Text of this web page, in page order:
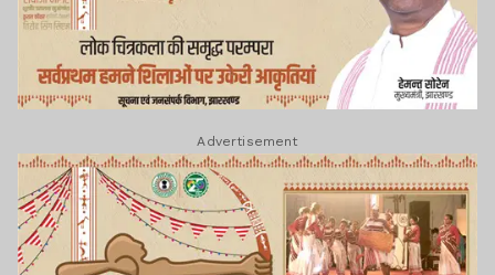
Advertisement